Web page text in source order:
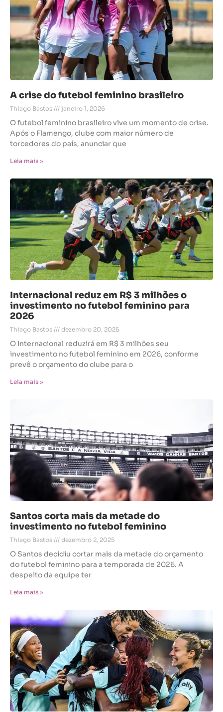
A crise do futebol feminino brasileiro
Thiago Bastos janeiro 1, 2026
O futebol feminino brasileiro vive um momento de crise.
Após o Flamengo, clube com maior número de
torcedores do país, anunciar que
Leia mais »
Internacional reduz em R$ 3 milhões o
investimento no futebol feminino para
2026
Thiago Bastos dezembro 20, 2025
O Internacional reduzirá em R$ 3 milhões seu
investimento no futebol feminino em 2026, conforme
prevê o orçamento do clube para o
Leia mais »
Santos corta mais da metade do
investimento no futebol feminino
Thiago Bastos dezembro 2, 2025
O Santos decidiu cortar mais da metade do orçamento
do futebol feminino para a temporada de 2026. A
despeito da equipe ter
Leia mais »